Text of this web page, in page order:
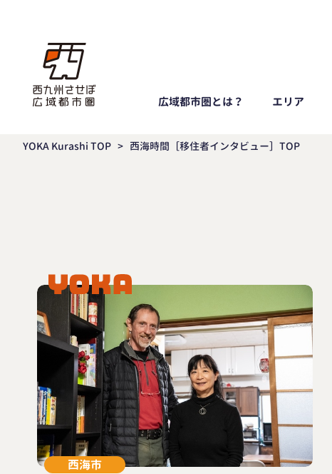
広域都市圏とは？ エリア
YOKA Kurashi TOP > 西海時間［移住者インタビュー］TOP
西海市